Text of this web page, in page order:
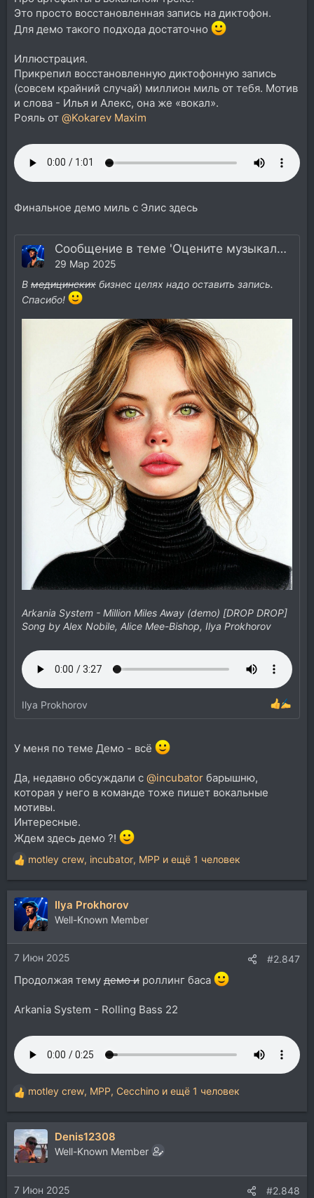
Это просто восстановленная запись на диктофон.
Для демо такого подхода достаточно
Иллюстрация.
Прикрепил восстановленную диктофонную запись
(совсем крайний случай) миллион миль от тебя. Мотив
и слова - Илья и Алекс, она же «вокал».
Рояль от @Kokarev Maxim
Финальное демо миль с Элис здесь
Сообщение в теме 'Оцените музыкальный баланс, планы, объем и т.д.'
29 Мар 2025
В медицинских бизнес целях надо оставить запись.
Спасибо!
Arkania System - Million Miles Away (demo) [DROP DROP]
Song by Alex Nobile, Alice Mee-Bishop, Ilya Prokhorov
Ilya Prokhorov
У меня по теме Демо - всё
Да, недавно обсуждали с @incubator барышню,
которая у него в команде тоже пишет вокальные
мотивы.
Интересные.
Ждем здесь демо ?!
Р
е
а
к
ц
и
и
:
motley crew, incubator, MPP и ещё 1 человек
Ilya Prokhorov
Well-Known Member
7 Июн 2025 #2.847
Продолжая тему демо и роллинг баса
Arkania System - Rolling Bass 22
Р
е
а
к
ц
и
и
:
motley crew, MPP, Cecchino и ещё 1 человек
Denis12308
Well-Known Member
7 Июн 2025 #2.848